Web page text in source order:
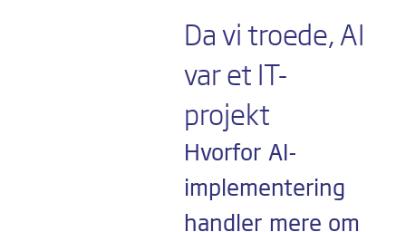
Da vi troede, AI
var et IT-
projekt
Hvorfor AI-
implementering
handler mere om